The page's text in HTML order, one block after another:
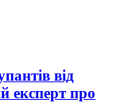
від
експерт про